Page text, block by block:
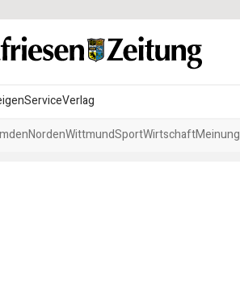
ServiceVerlag
NordenWittmundSportWirtschaftMeinung